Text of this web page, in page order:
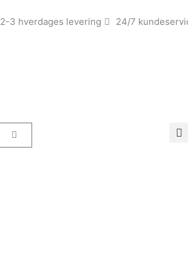
2-3 hverdages levering 24/7
Kurv